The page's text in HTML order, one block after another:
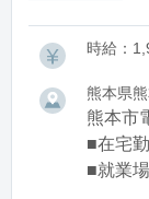
時給：
熊本県
熊本市
■在宅
■就業